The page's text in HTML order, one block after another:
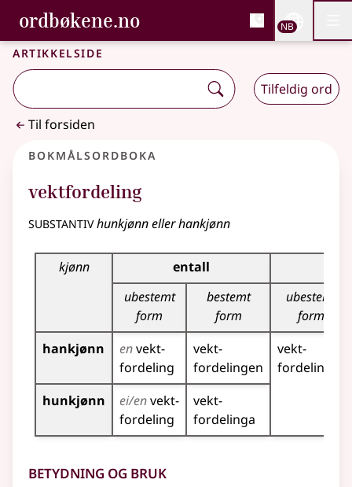
Gå til hovedinnhold
Tilgjengelighet
ordbøkene.no, Bokmålsordboka og
Bokmålsordboka og Nynorskordboka
NB
Artikkelside
Tilfeldig ord
Til forsiden
Bokmålsordboka
vektfordeling
substantivhunkjønn eller hankjønn
Bøyingstabell for dette substantivet
kjønn entall
ubestemt
form
bestemt
form
ubestemt
form
hankjønn
envekt­
fordeling
vekt­
fordelingen
vekt­
fordelinger
hunkjønn
ei/envekt­
fordeling
vekt­
fordelinga
Betydning og bruk